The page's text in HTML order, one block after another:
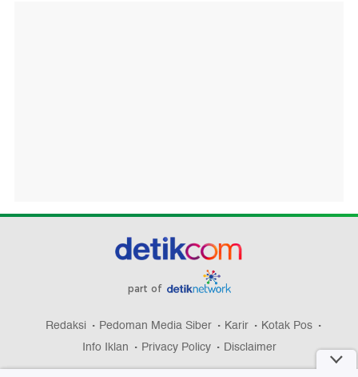
part of
Redaksi Pedoman Media Siber Karir
Kotak Pos
Info Iklan
Privacy Policy Disclaimer